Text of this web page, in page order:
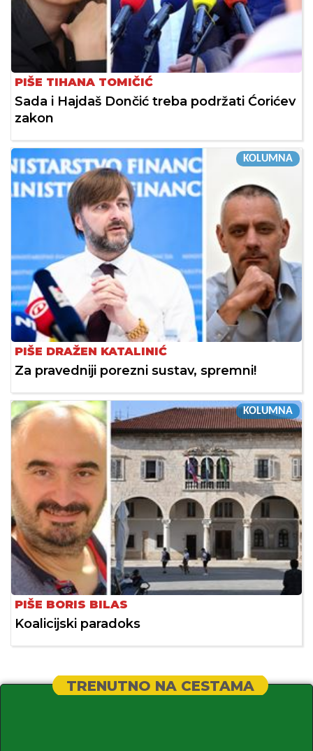
PIŠE TIHANA TOMIČIĆ
Sada i Hajdaš Dončić treba podržati Ćorićev
zakon
KOLUMNA
PIŠE DRAŽEN KATALINIĆ
Za pravedniji porezni sustav, spremni!
KOLUMNA
PIŠE BORIS BILAS
Koalicijski paradoks
TRENUTNO NA CESTAMA